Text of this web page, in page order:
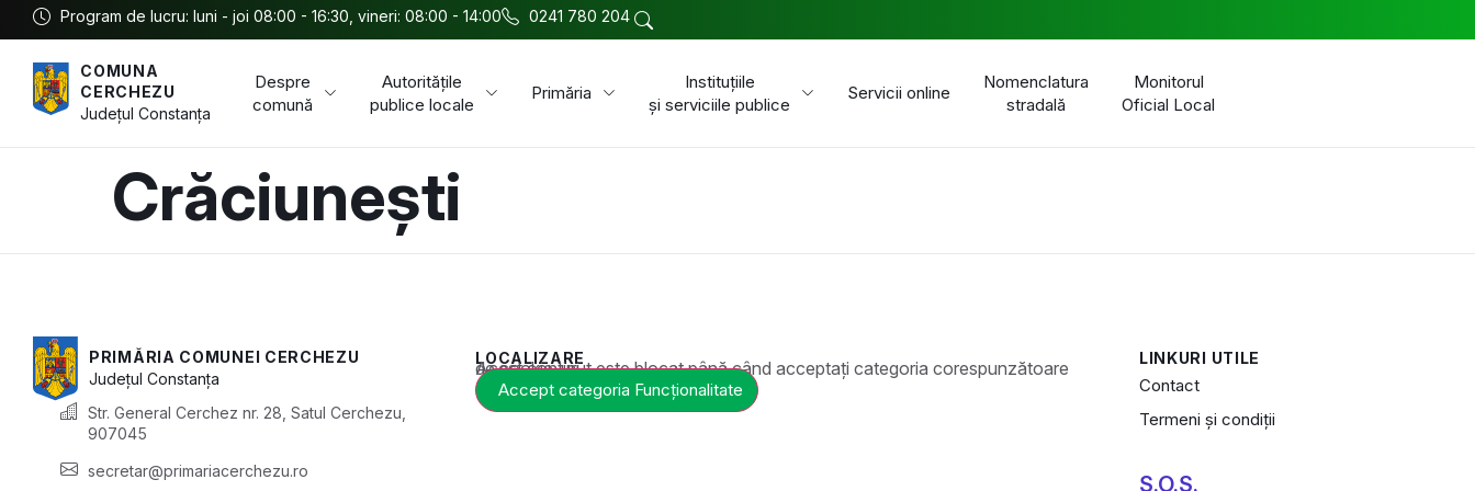
Program de lucru: luni - joi 08:00 - 16:30, vineri: 08:00 - 14:00 0241 780 204
COMUNA
CERCHEZU
JudețulConstanța
Despre
comună
Autoritățile
publice locale
Primăria
Instituțiile
și serviciile publice
Servicii online
Nomenclatura
stradală
Monitorul
Oficial Local
Crăciunești
PRIMĂRIA COMUNEI CERCHEZU
JudețulConstanța
Str. General Cerchez nr. 28, Satul Cerchezu,
907045
secretar@primariacerchezu.ro
LOCALIZARE
Acest conținut este blocat până când acceptați categoria corespunzătoare de cookie-uri.
Accept categoria Funcționalitate
LINKURI UTILE
Contact
Termeni și condiții
S.O.S.